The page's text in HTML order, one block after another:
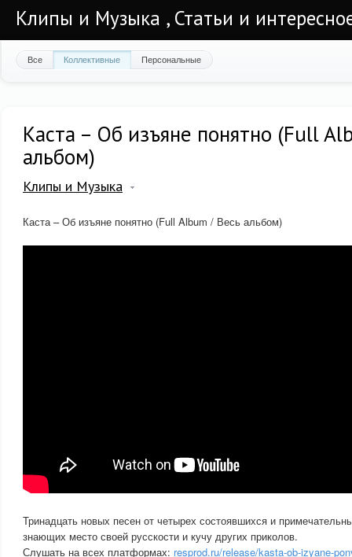
Клипы и Музыка , Статьи и
Все Коллективные Персональные
Каста – Об изъяне понятно (Full
альбом)
Клипы и Музыка
Каста – Об изъяне понятно (Full Album / Весь альбом)
Тринадцать новых песен от четырех состоявшихся и
знающих место своей русскости и кучу других приколов.
Слушать на всех платформах: resprod.ru/release/kasta-ob-izyane-